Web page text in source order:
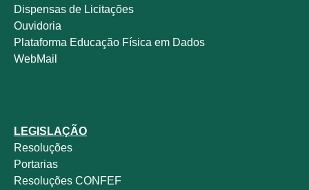
Dispensas de Licitações
Ouvidoria
Plataforma Educação Física em Dados
WebMail
LEGISLAÇÃO
Resoluções
Portarias
Resoluções CONFEF